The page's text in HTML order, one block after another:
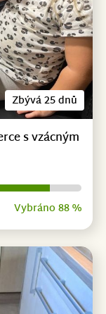
Zbývá 25 dnů
s vzácným
Vybráno 88 %